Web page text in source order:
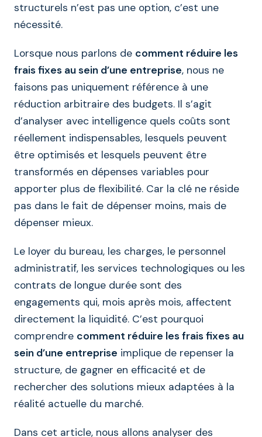
structurels n’est pas une option, c’est une
nécessité.
Lorsque nous parlons de comment réduire les
frais fixes au sein d’une entreprise, nous ne
faisons pas uniquement référence à une
réduction arbitraire des budgets. Il s’agit
d’analyser avec intelligence quels coûts sont
réellement indispensables, lesquels peuvent
être optimisés et lesquels peuvent être
transformés en dépenses variables pour
apporter plus de flexibilité. Car la clé ne réside
pas dans le fait de dépenser moins, mais de
dépenser mieux.
Le loyer du bureau, les charges, le personnel
administratif, les services technologiques ou les
contrats de longue durée sont des
engagements qui, mois après mois, affectent
directement la liquidité. C’est pourquoi
comprendre comment réduire les frais fixes au
sein d’une entreprise implique de repenser la
structure, de gagner en efficacité et de
rechercher des solutions mieux adaptées à la
réalité actuelle du marché.
Dans cet article, nous allons analyser des